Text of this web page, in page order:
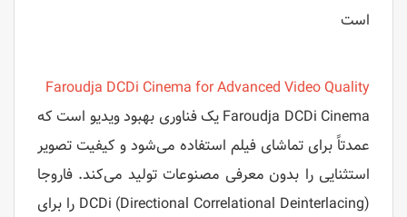
است
Faroudja DCDi Cinema for Advanced Video Quality
Faroudja DCDi Cinema یک فناوری بهبود ویدیو است که
عمدتاً برای تماشای فیلم استفاده می‌شود و کیفیت تصویر
استثنایی را بدون معرفی مصنوعات تولید می‌کند. فاروجا
DCDi (Directional Correlational Deinterlacing) را برای